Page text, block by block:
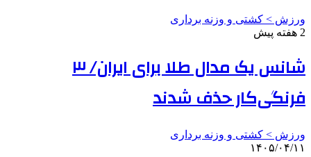
ورزش > کشتی و وزنه برداری
2 هفته پیش
شانس یک مدال طلا برای ایران/ ۳
فرنگی‌کار حذف شدند
ورزش > کشتی و وزنه برداری
۱۴۰۵/۰۴/۱۱